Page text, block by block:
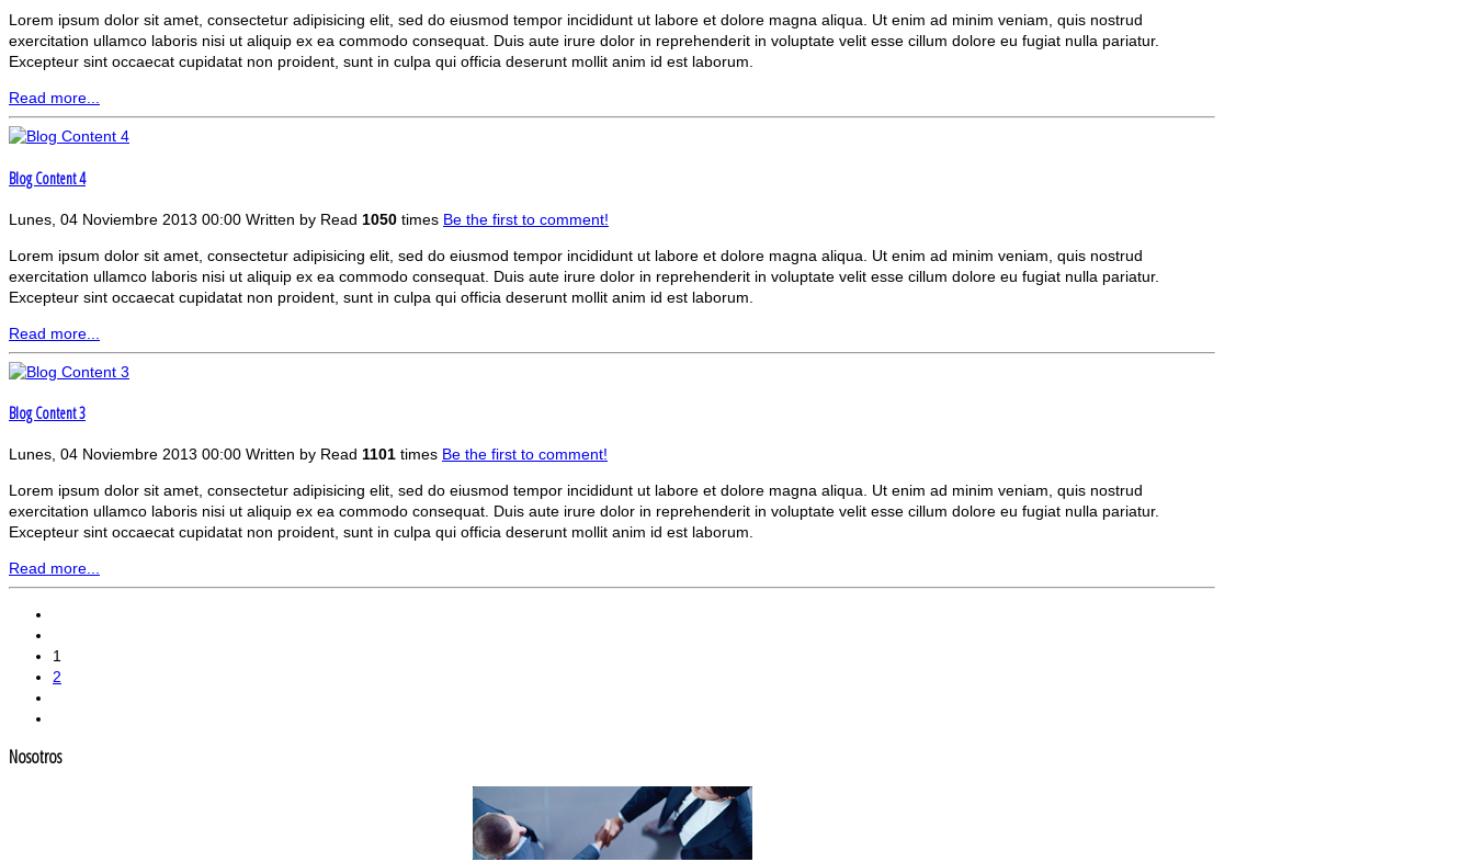
Lorem ipsum dolor sit amet, consectetur adipisicing elit, sed do eiusmod tempor incididunt ut labore et dolore magna aliqua. Ut enim ad minim veniam, quis nostrud
exercitation ullamco laboris nisi ut aliquip ex ea commodo consequat. Duis aute irure dolor in reprehenderit in voluptate velit esse cillum dolore eu fugiat nulla pariatur.
Excepteur sint occaecat cupidatat non proident, sunt in culpa qui officia deserunt mollit anim id est laborum.
Read more...
Blog Content 4
Lunes, 04 Noviembre 2013 00:00 Written by Read 1050 times Be the first to comment!
Lorem ipsum dolor sit amet, consectetur adipisicing elit, sed do eiusmod tempor incididunt ut labore et dolore magna aliqua. Ut enim ad minim veniam, quis nostrud
exercitation ullamco laboris nisi ut aliquip ex ea commodo consequat. Duis aute irure dolor in reprehenderit in voluptate velit esse cillum dolore eu fugiat nulla pariatur.
Excepteur sint occaecat cupidatat non proident, sunt in culpa qui officia deserunt mollit anim id est laborum.
Read more...
Blog Content 3
Lunes, 04 Noviembre 2013 00:00 Written by Read 1101 times Be the first to comment!
Lorem ipsum dolor sit amet, consectetur adipisicing elit, sed do eiusmod tempor incididunt ut labore et dolore magna aliqua. Ut enim ad minim veniam, quis nostrud
exercitation ullamco laboris nisi ut aliquip ex ea commodo consequat. Duis aute irure dolor in reprehenderit in voluptate velit esse cillum dolore eu fugiat nulla pariatur.
Excepteur sint occaecat cupidatat non proident, sunt in culpa qui officia deserunt mollit anim id est laborum.
Read more...
1
2
Nosotros